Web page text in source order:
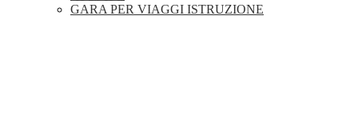
GARA PER VIAGGI ISTRUZIONE